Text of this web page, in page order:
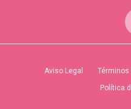
Aviso Legal Términos
Política